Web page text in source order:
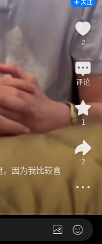
，因为我比较喜
关注
2
评论
1
2